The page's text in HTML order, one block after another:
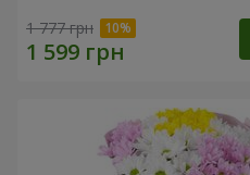
1 777 грн